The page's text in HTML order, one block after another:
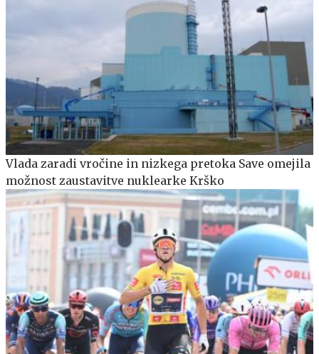
Vlada zaradi vročine in nizkega pretoka Save omejila
možnost zaustavitve nuklearke Krško